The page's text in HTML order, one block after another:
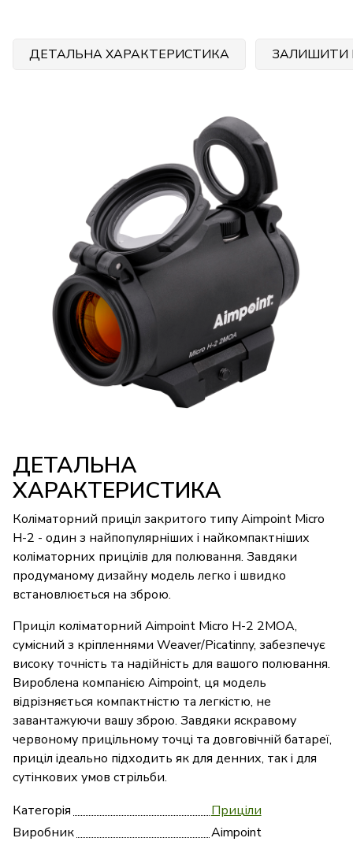
ДЕТАЛЬНА ХАРАКТЕРИСТИКА ЗАЛИШИТИ
ДЕТАЛЬНА
ХАРАКТЕРИСТИКА
Коліматорний приціл закритого типу Aimpoint Micro
H-2 - один з найпопулярніших і найкомпактніших
коліматорних прицілів для полювання. Завдяки
продуманому дизайну модель легко і швидко
встановлюється на зброю.
Приціл коліматорний Aimpoint Micro H-2 2МОА,
сумісний з кріпленнями Weaver/Picatinny, забезпечує
високу точність та надійність для вашого полювання.
Вироблена компанією Aimpoint, ця модель
відрізняється компактністю та легкістю, не
завантажуючи вашу зброю. Завдяки яскравому
червоному прицільному точці та довговічній батареї,
приціл ідеально підходить як для денних, так і для
сутінкових умов стрільби.
Категорія
Приціли
Виробник
Aimpoint